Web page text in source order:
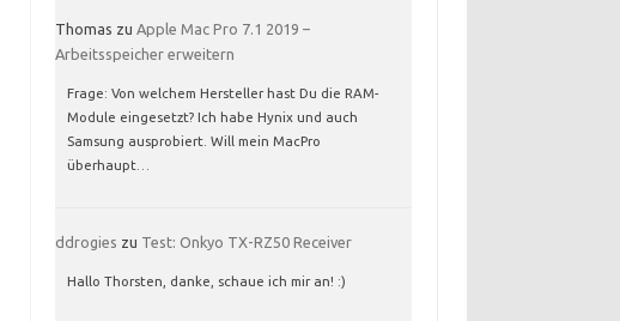
Thomas zuApple Mac Pro 7.1 2019 –
Arbeitsspeicher erweitern
Frage: Von welchem Hersteller hast Du die RAM-
Module eingesetzt? Ich habe Hynix und auch
Samsung ausprobiert. Will mein MacPro
überhaupt…
ddrogies zu Test: Onkyo TX-RZ50 Receiver
Hallo Thorsten, danke, schaue ich mir an! :)